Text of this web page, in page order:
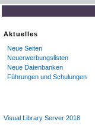
Aktuelles
Neue Seiten
Neuerwerbungslisten
Neue Datenbanken
Führungen und Schulungen
Visual Library Server 2018